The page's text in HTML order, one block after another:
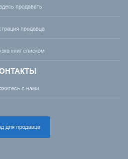
продавать
продавца
книг списком
с нами
для продавца